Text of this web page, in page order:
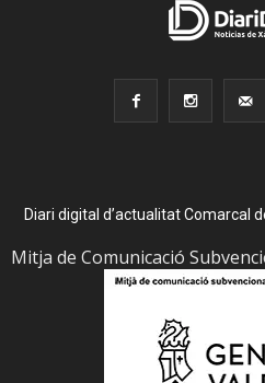
Diari digital d’actualitat Comarcal
Mitja de Comunicació